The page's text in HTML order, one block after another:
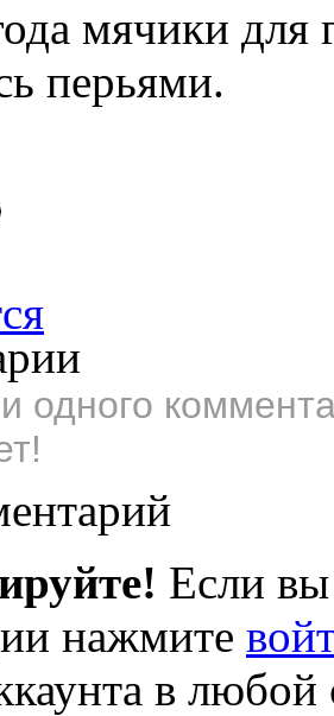
мячики для
перьями.
одного
Если вы
нажмите
в любой